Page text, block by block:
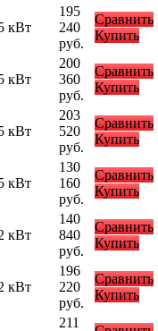
кВт
195
240
руб.
Сравнить
Купить
кВт
200
360
руб.
Сравнить
Купить
кВт
203
520
руб.
Сравнить
Купить
кВт
130
160
руб.
Сравнить
Купить
кВт
140
840
руб.
Сравнить
Купить
кВт
196
220
руб.
Сравнить
Купить
211